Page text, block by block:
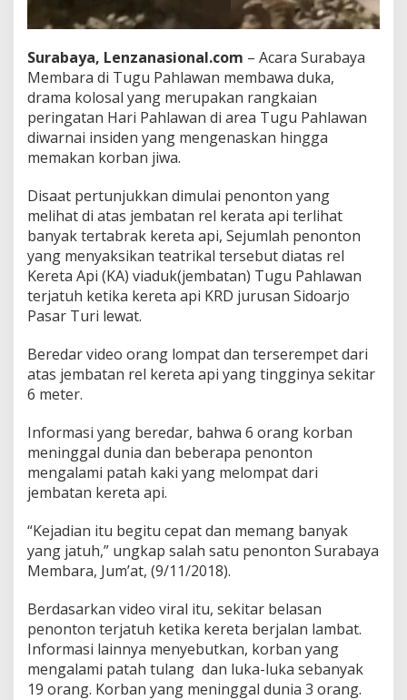
Surabaya, Lenzanasional.com – Acara Surabaya
Membara di Tugu Pahlawan membawa duka,
drama kolosal yang merupakan rangkaian
peringatan Hari Pahlawan di area Tugu Pahlawan
diwarnai insiden yang mengenaskan hingga
memakan korban jiwa.
Disaat pertunjukkan dimulai penonton yang
melihat di atas jembatan rel kerata api terlihat
banyak tertabrak kereta api, Sejumlah penonton
yang menyaksikan teatrikal tersebut diatas rel
Kereta Api (KA) viaduk(jembatan) Tugu Pahlawan
terjatuh ketika kereta api KRD jurusan Sidoarjo
Pasar Turi lewat.
Beredar video orang lompat dan terserempet dari
atas jembatan rel kereta api yang tingginya sekitar
6 meter.
Informasi yang beredar, bahwa 6 orang korban
meninggal dunia dan beberapa penonton
mengalami patah kaki yang melompat dari
jembatan kereta api.
“Kejadian itu begitu cepat dan memang banyak
yang jatuh,” ungkap salah satu penonton Surabaya
Membara, Jum’at, (9/11/2018).
Berdasarkan video viral itu, sekitar belasan
penonton terjatuh ketika kereta berjalan lambat.
Informasi lainnya menyebutkan, korban yang
mengalami patah tulang dan luka-luka sebanyak
19 orang. Korban yang meninggal dunia 3 orang.